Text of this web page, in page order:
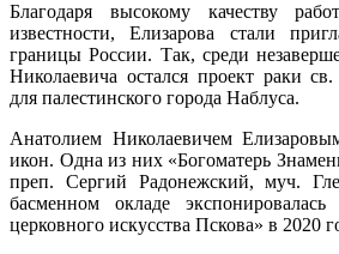
Благодаря высокому качеству
известности, Елизарова стали
границы России. Так, среди
Николаевича остался проект раки
для палестинского города Наблуса.
Анатолием Николаевичем
икон. Одна из них «Богоматерь
преп. Сергий Радонежский, муч.
басменном окладе
церковного искусства Пскова» в 2020